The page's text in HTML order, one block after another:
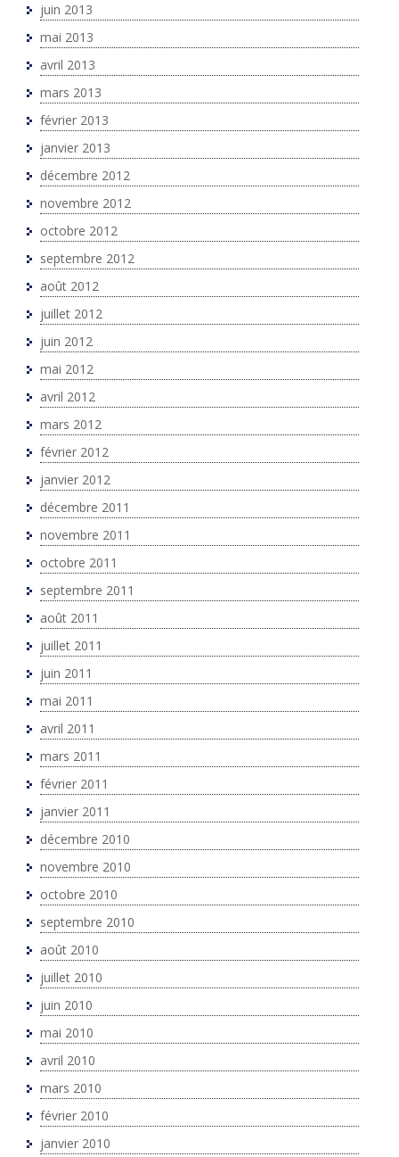
juin 2013
mai 2013
avril 2013
mars 2013
février 2013
janvier 2013
décembre 2012
novembre 2012
octobre 2012
septembre 2012
août 2012
juillet 2012
juin 2012
mai 2012
avril 2012
mars 2012
février 2012
janvier 2012
décembre 2011
novembre 2011
octobre 2011
septembre 2011
août 2011
juillet 2011
juin 2011
mai 2011
avril 2011
mars 2011
février 2011
janvier 2011
décembre 2010
novembre 2010
octobre 2010
septembre 2010
août 2010
juillet 2010
juin 2010
mai 2010
avril 2010
mars 2010
février 2010
janvier 2010